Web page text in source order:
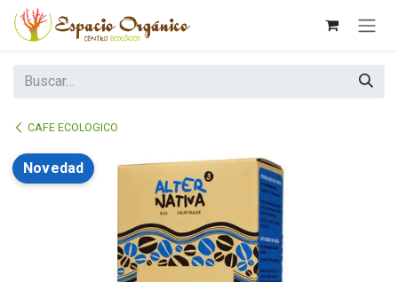
Ir al contenido
CAFE ECOLOGICO
Novedad